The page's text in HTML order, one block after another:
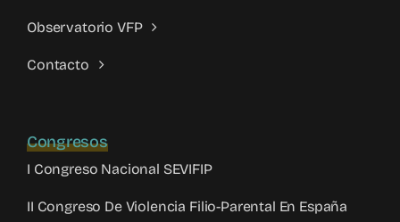
Observatorio VFP
Contacto
Congresos
I Congreso Nacional SEVIFIP
II Congreso De Violencia Filio-Parental En España